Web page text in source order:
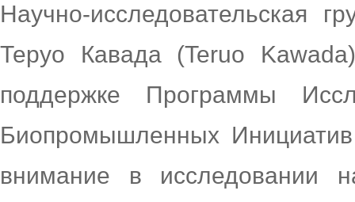
Научно-исследовательская
Теруо Кавада (Teruo
поддержке Программы
Биопромышленных
внимание в исследовании